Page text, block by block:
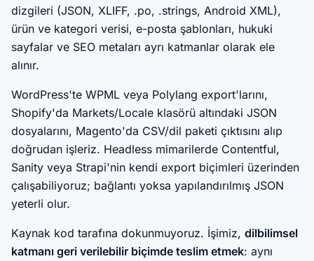
dizgileri (JSON, XLIFF, .po, .strings, Android XML),
ürün ve kategori verisi, e-posta şablonları, hukuki
sayfalar ve SEO metaları ayrı katmanlar olarak ele
alınır.
WordPress'te WPML veya Polylang export'larını,
Shopify'da Markets/Locale klasörü altındaki JSON
dosyalarını, Magento'da CSV/dil paketi çıktısını alıp
doğrudan işleriz. Headless mimarilerde Contentful,
Sanity veya Strapi'nin kendi export biçimleri üzerinden
çalışabiliyoruz; bağlantı yoksa yapılandırılmış JSON
yeterli olur.
Kaynak kod tarafına dokunmuyoruz. İşimiz, dilbilimsel
katmanı geri verilebilir biçimde teslim etmek: aynı